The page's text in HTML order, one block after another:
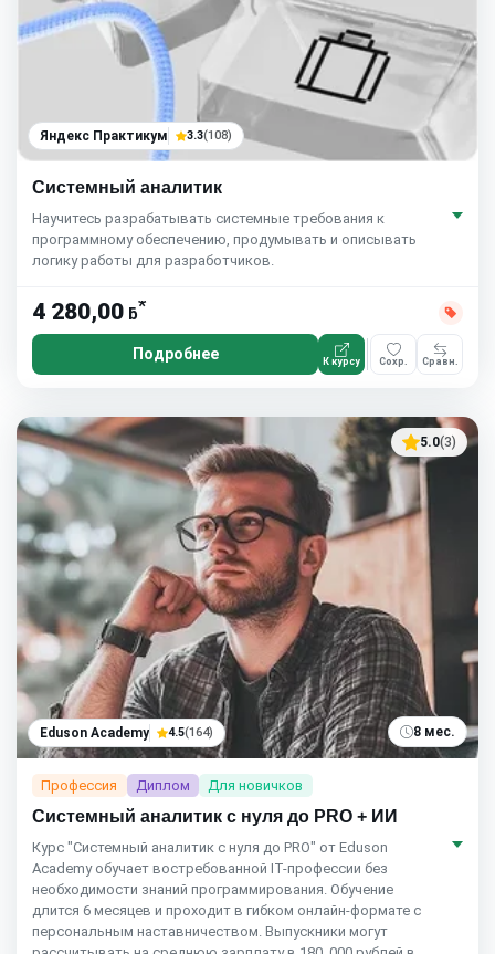
Яндекс Практикум 3.3(108)
Системный аналитик
Научитесь разрабатывать системные требования к
программному обеспечению, продумывать и описывать
логику работы для разработчиков.
4 280,00 ƃ*
Подробнее К курсу Сохр. Сравн.
5.0(3)
Eduson Academy 4.5(164) 8 мес.
Профессия Диплом Для новичков
Системный аналитик с нуля до PRO + ИИ
Курс "Системный аналитик с нуля до PRO" от Eduson
Academy обучает востребованной IT-профессии без
необходимости знаний программирования. Обучение
длится 6 месяцев и проходит в гибком онлайн-формате с
персональным наставничеством. Выпускники могут